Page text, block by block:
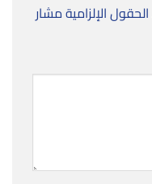
الحقول الإلزامية مشار